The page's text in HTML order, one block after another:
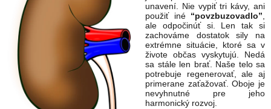
unavení. Nie vypiť tri kávy, ani
použiť iné “povzbuzovadlo”
ale odpočinúť si. Len tak si
zachováme dostatok sily na
extrémne situácie, ktoré sa v
živote občas vyskytujú. Nedá
sa stále len brať. Naše telo sa
potrebuje regenerovať, ale aj
primerane zaťažovať. Oboje je
nevyhnutné pre jeho
harmonický rozvoj.